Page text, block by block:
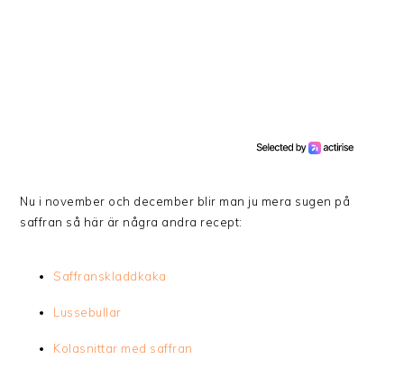
Nu i november och december blir man ju mera sugen på
saffran så här är några andra recept:
Saffranskladdkaka
Lussebullar
Kolasnittar med saffran